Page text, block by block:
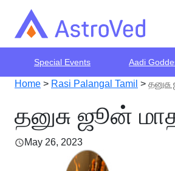
Special Events Aadi
Home > Rasi Palangal Tamil >
தனுசு ஜூன்
May 26, 2023